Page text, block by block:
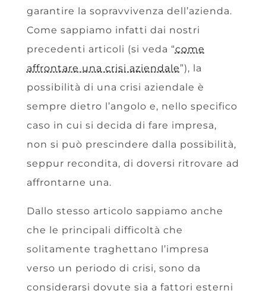
garantire la sopravvivenza dell’azienda.
Come sappiamo infatti dai nostri
precedenti articoli (si veda “come
affrontare una crisi aziendale”), la
possibilità di una crisi aziendale è
sempre dietro l’angolo e, nello specifico
caso in cui si decida di fare impresa,
non si può prescindere dalla possibilità,
seppur recondita, di doversi ritrovare ad
affrontarne una.
Dallo stesso articolo sappiamo anche
che le principali difficoltà che
solitamente traghettano l’impresa
verso un periodo di crisi, sono da
considerarsi dovute sia a fattori esterni